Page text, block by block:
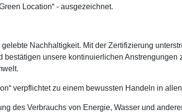
Location“ - ausgezeichnet.
gelebte Nachhaltigkeit. Mit der Zertifizierung
bestätigen unsere kontinuierlichen Anstrengungen
verpflichtet zu einem bewussten Handeln in
des Verbrauchs von Energie, Wasser und